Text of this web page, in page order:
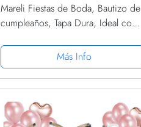
Mareli Fiestas de Boda, Bautizo de
cumpleaños, Tapa Dura, Ideal como
20x20
Más Info